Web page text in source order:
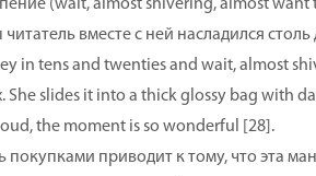
(wait, almost shivering, almost
вместе с ней насладился
tens and twenties and wait, almost
She slides it into a thick glossy bag with
the moment is so wonderful [28].
приводит к тому, что эта